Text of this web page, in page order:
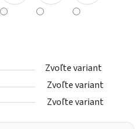
Zvoľte variant
Zvoľte variant
Zvoľte variant